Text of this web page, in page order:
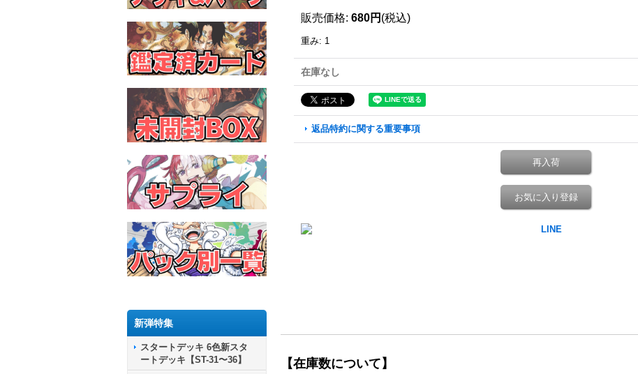
新弾特集
スタートデッキ 6色新スタ
ートデッキ【ST-31〜36】
販売価格: 680円 (税込)
重み: 1
在庫なし
返品特約に関する重要事項
再入荷
お気に入り登録
【在庫数について】